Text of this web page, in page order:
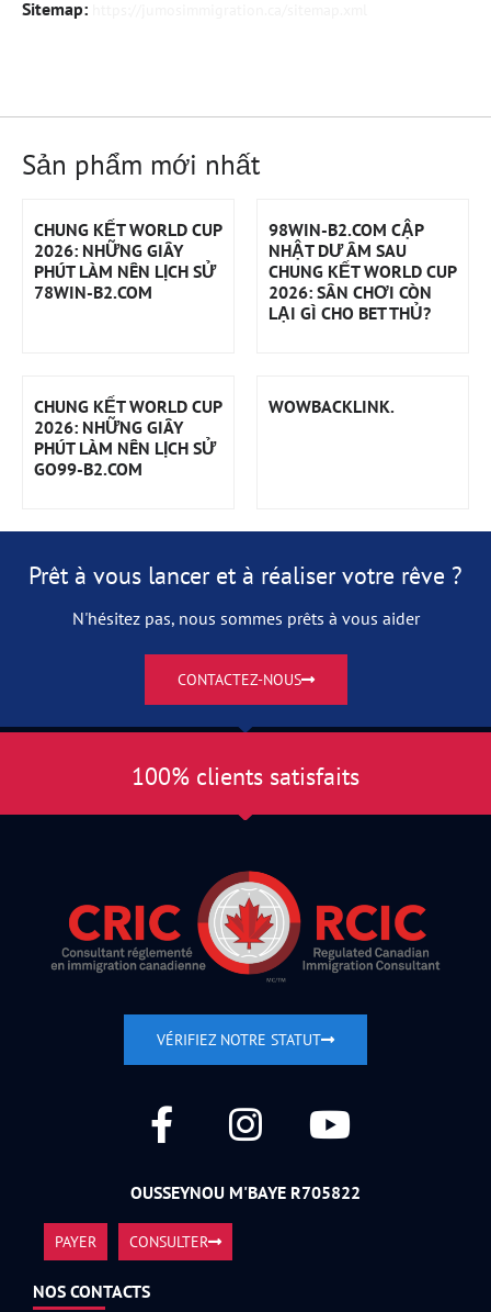
Sitemap:
Sản phẩm mới nhất
CHUNG KẾT WORLD CUP
2026: NHỮNG GIÂY
PHÚT LÀM NÊN LỊCH SỬ
78WIN-B2.COM
98WIN-B2.COM CẬP
NHẬT DƯ ÂM SAU
CHUNG KẾT WORLD CUP
2026: SÂN CHƠI CÒN
LẠI GÌ CHO BET THỦ?
CHUNG KẾT WORLD CUP
2026: NHỮNG GIÂY
PHÚT LÀM NÊN LỊCH SỬ
GO99-B2.COM
WOWBACKLINK.
Prêt à vous lancer et à réaliser votre rêve ?
N'hésitez pas, nous sommes prêts à vous aider
CONTACTEZ-NOUS
100% clients satisfaits
VÉRIFIEZ NOTRE STATUT
OUSSEYNOU M'BAYE R705822
PAYER CONSULTER
NOS CONTACTS